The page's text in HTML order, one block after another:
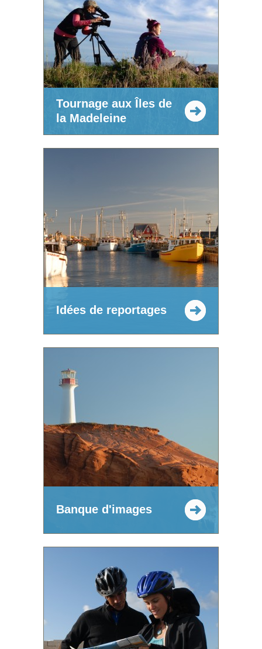
Tournage aux Îles de
la Madeleine
Idées de reportages
Banque d'images